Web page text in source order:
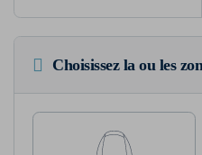
Choisissez la ou les